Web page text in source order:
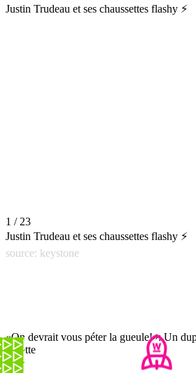
Justin Trudeau et ses chaussettes flashy ⚡
1 / 23
Justin Trudeau et ses chaussettes flashy ⚡
source: keystone
«On devrait vous péter la gueule!»: Un
sucette